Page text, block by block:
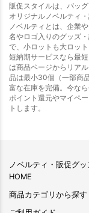
販促スタイルは、バッ
オリジナルノベルティ
ノベルティとは、企業
名やロゴ入りのグッズ
で、小ロットも大ロッ
短納期サービスなら最
は商品ページからリア
品は最小30個（一部商
富な在庫を完備。今な
ポイント還元やマイペ
トします。
ノベルティ・販促グ
HOME
商品カテゴリから探す